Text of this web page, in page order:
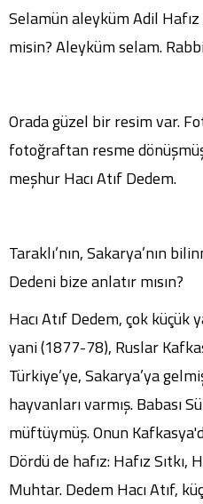
Selamün aleyküm Adil Hafız
misin? Aleyküm selam.
Orada güzel bir resim var.
fotoğraftan resme
meşhur Hacı Atıf Dedem.
Taraklı’nın, Sakarya’nın
Dedeni bize anlatır mısın?
Hacı Atıf Dedem, çok
yani (1877-78), Ruslar
Türkiye’ye, Sakarya’ya
hayvanları varmış. Babası
müftüymüş. Onun
Dördü de hafız: Hafız Sıtkı,
Muhtar. Dedem Hacı Atıf,